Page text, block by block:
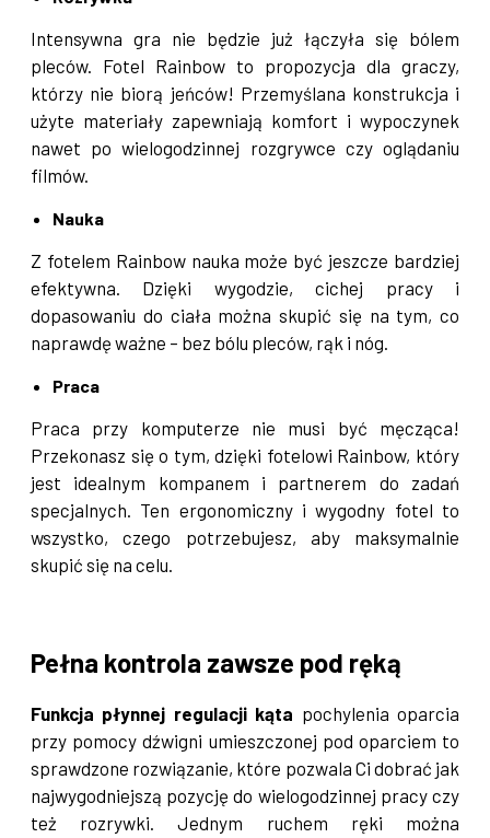
Intensywna gra nie będzie już łączyła się bólem
pleców. Fotel Rainbow to propozycja dla graczy,
którzy nie biorą jeńców! Przemyślana konstrukcja i
użyte materiały zapewniają komfort i wypoczynek
nawet po wielogodzinnej rozgrywce czy oglądaniu
filmów.
Nauka
Z fotelem Rainbow nauka może być jeszcze bardziej
efektywna. Dzięki wygodzie, cichej pracy i
dopasowaniu do ciała można skupić się na tym, co
naprawdę ważne – bez bólu pleców, rąk i nóg.
Praca
Praca przy komputerze nie musi być męcząca!
Przekonasz się o tym, dzięki fotelowi Rainbow, który
jest idealnym kompanem i partnerem do zadań
specjalnych. Ten ergonomiczny i wygodny fotel to
wszystko, czego potrzebujesz, aby maksymalnie
skupić się na celu.
Pełna kontrola zawsze pod ręką
Funkcja płynnej regulacji kąta pochylenia oparcia
przy pomocy dźwigni umieszczonej pod oparciem to
sprawdzone rozwiązanie, które pozwala Ci dobrać jak
najwygodniejszą pozycję do wielogodzinnej pracy czy
też rozrywki. Jednym ruchem ręki można